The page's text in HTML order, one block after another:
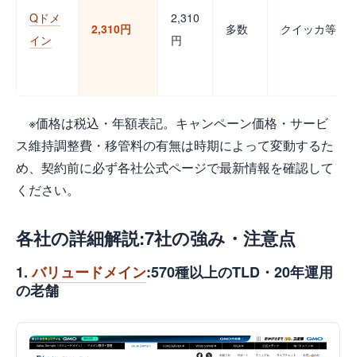
Qドメ
イン
2,310円
2,310
円
多数 クイッカ等
※価格は税込・年額表記。キャンペーン価格・サービ
ス維持調整費・移管料の有無は時期によって変動するた
め、契約前に必ず各社公式ページで最新情報を確認して
ください。
各社の詳細解説:7社の強み・注意点
1.バリュードメイン:570種以上のTLD・20年運用
の老舗